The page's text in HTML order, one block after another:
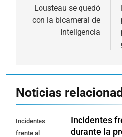
de
entradas
Lousteau se quedó
con la bicameral de
Inteligencia
Noticias
Incidentes
frente al
Incidentes
durante la